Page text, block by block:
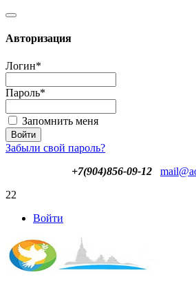
Авторизация
Логин*
Пароль*
Запомнить меня
Забыли свой пароль?
+7(904)856-09-12
22
Войти